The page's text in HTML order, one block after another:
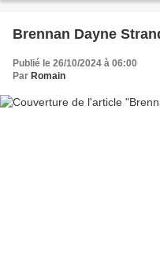
Brennan Dayne
Publié le 26/10/2024 à 06:00
Par Romain